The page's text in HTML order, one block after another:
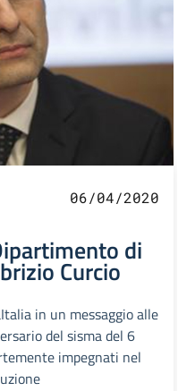
06/04/2020
di
Curcio
in un messaggio alle
del sisma del 6
impegnati nel